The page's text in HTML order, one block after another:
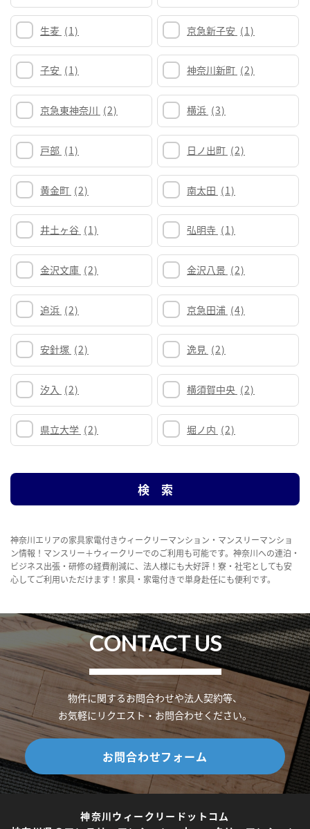
生麦 (1) 京急新子安 (1)
子安 (1) 神奈川新町 (2)
京急東神奈川 (2) 横浜 (3)
戸部 (1) 日ノ出町 (2)
黄金町 (2) 南太田 (1)
井土ヶ谷 (1) 弘明寺 (1)
金沢文庫 (2) 金沢八景 (2)
追浜 (2) 京急田浦 (4)
安針塚 (2) 逸見 (2)
汐入 (2) 横須賀中央 (2)
県立大学 (2) 堀ノ内 (2)
神奈川エリアの家具家電付きウィークリーマンション・マンスリーマンショ
ン情報！マンスリー＋ウィークリーでのご利用も可能です。神奈川への連泊・
ビジネス出張・研修の経費削減に、法人様にも大好評！寮・社宅としても安
心してご利用いただけます！家具・家電付きで単身赴任にも便利です。
CONTACT US
物件に関するお問合わせや法人契約等、
お気軽にリクエスト・お問合わせください。
お問合わせフォーム
神奈川ウィークリードットコム